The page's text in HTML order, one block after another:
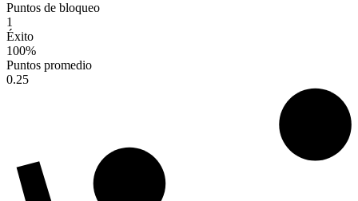
Puntos de bloqueo
1
Éxito
100%
Puntos promedio
0.25